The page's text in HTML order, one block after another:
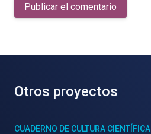
Publicar el comentario
Otros proyectos
CUADERNO DE CULTURA CIENTÍFICA